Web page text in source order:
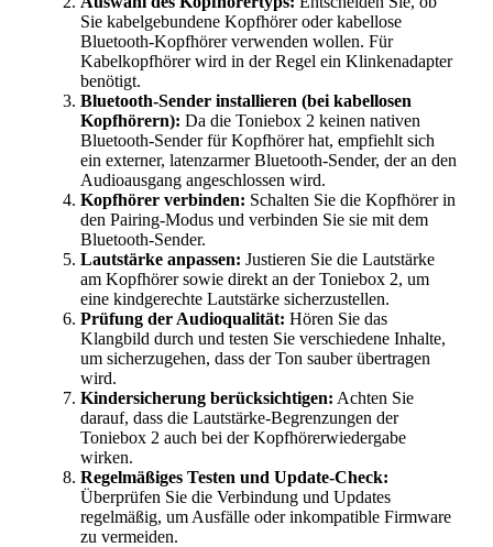
Sie kabelgebundene Kopfhörer oder kabellose
Bluetooth-Kopfhörer verwenden wollen. Für
Kabelkopfhörer wird in der Regel ein Klinkenadapter
benötigt.
Bluetooth-Sender installieren (bei kabellosen
Kopfhörern): Da die Toniebox 2 keinen nativen
Bluetooth-Sender für Kopfhörer hat, empfiehlt sich
ein externer, latenzarmer Bluetooth-Sender, der an den
Audioausgang angeschlossen wird.
Kopfhörer verbinden: Schalten Sie die Kopfhörer in
den Pairing-Modus und verbinden Sie sie mit dem
Bluetooth-Sender.
Lautstärke anpassen: Justieren Sie die Lautstärke
am Kopfhörer sowie direkt an der Toniebox 2, um
eine kindgerechte Lautstärke sicherzustellen.
Prüfung der Audioqualität: Hören Sie das
Klangbild durch und testen Sie verschiedene Inhalte,
um sicherzugehen, dass der Ton sauber übertragen
wird.
Kindersicherung berücksichtigen: Achten Sie
darauf, dass die Lautstärke-Begrenzungen der
Toniebox 2 auch bei der Kopfhörerwiedergabe
wirken.
Regelmäßiges Testen und Update-Check:
Überprüfen Sie die Verbindung und Updates
regelmäßig, um Ausfälle oder inkompatible Firmware
zu vermeiden.